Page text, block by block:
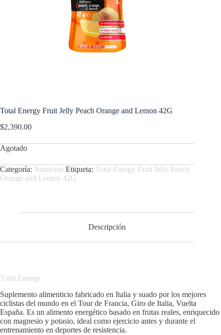
Total Energy Fruit Jelly Peach Orange and Lemon 42G
$2,390.00
Agotado
Categoría: Nutrición Etiqueta: Total Energy Fruit Jelly Peach
Orange and Lemon 42G
Descripción
Total Energy
Suplemento alimenticio fabricado en Italia y suado por los mejores
ciclistas del mundo en el Tour de Francia, Giro de Italia, Vuelta
España. Es un alimento energético basado en frutas reales, enriquecido
con magnesio y potasio, ideal como ejercicio antes y durante el
entrenamiento en deportes de resistencia.